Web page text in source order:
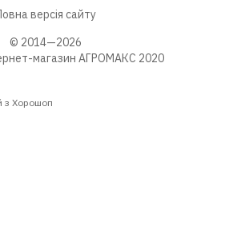
версія сайту
© 2014—2026
магазин АГРОМАКС 2020
з Хорошоп